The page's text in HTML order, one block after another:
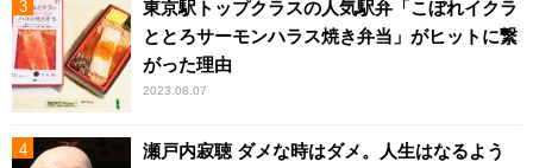
東京駅トップクラスの人気駅弁「こぼれイクラ
ととろサーモンハラス焼き弁当」がヒットに繋
がった理由
2023.08.07
瀬戸内寂聴 ダメな時はダメ。人生はなるよう